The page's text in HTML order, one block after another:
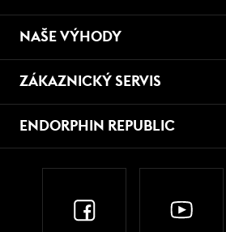
NAŠE VÝHODY
ZÁKAZNICKÝ SERVIS
ENDORPHIN REPUBLIC